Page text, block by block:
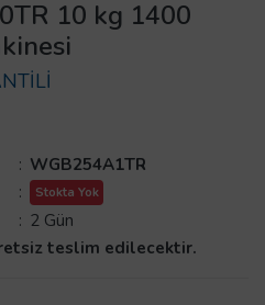
10 kg 1400
: WGB254A1TR
: Stokta Yok
: 2 Gün
teslim edilecektir.